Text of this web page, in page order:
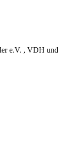
e.V. , VDH und